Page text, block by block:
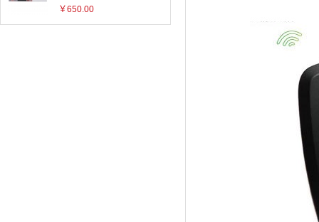
Jet1010/1015/1018/1020plus/1022/3015/3020/3030/050/3050z/
￥650.00